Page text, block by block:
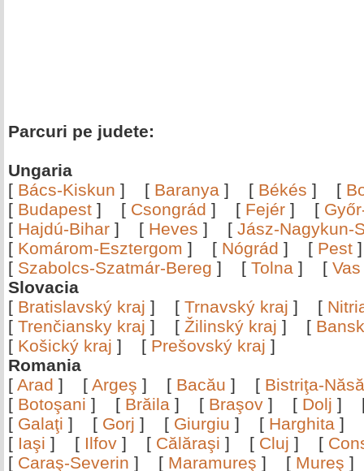
Parcuri pe judete:
Ungaria
[ Bács-Kiskun ] [ Baranya ] [ Békés ] [
[ Budapest ] [ Csongrád ] [ Fejér ] [
[ Hajdú-Bihar ] [ Heves ] [ Jász-Nagykun-
[ Komárom-Esztergom ] [ Nógrád ] [ Pest
[ Szabolcs-Szatmár-Bereg ] [ Tolna ] [ Vas
Slovacia
[ Bratislavský kraj ] [ Trnavský kraj ] [
[ Trenčiansky kraj ] [ Žilinský kraj ] [
[ Košický kraj ] [ Prešovský kraj ]
Romania
[ Arad ] [ Argeş ] [ Bacău ] [ Bistriţa-
[ Botoşani ] [ Brăila ] [ Braşov ] [ Dolj ]
[ Galaţi ] [ Gorj ] [ Giurgiu ] [ Harghita ]
[ Iaşi ] [ Ilfov ] [ Călăraşi ] [ Cluj ] [
[ Caraş-Severin ] [ Maramureş ] [ Mureş